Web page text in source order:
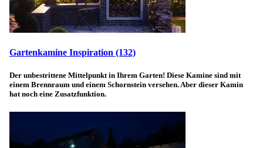
Gartenkamine Inspiration (132)
Der unbestrittene Mittelpunkt in Ihrem Garten! Diese Kamine sind mit
einem Brennraum und einem Schornstein versehen. Aber dieser Kamin
hat noch eine Zusatzfunktion.